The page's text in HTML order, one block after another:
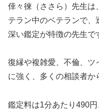
倖々徠（ささら）先生は
テラン中のベテランで、
深い鑑定が特徴の先生で
復縁や複雑愛、不倫、ツ
に強く、多くの相談者か
鑑定料は1分あたり490